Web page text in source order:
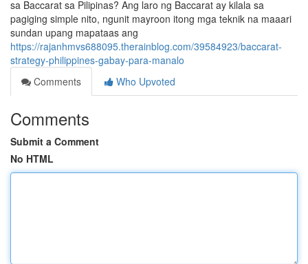
sa Baccarat sa Pilipinas? Ang laro ng Baccarat ay kilala sa
pagiging simple nito, ngunit mayroon itong mga teknik na maaari
sundan upang mapataas ang
https://rajanhmvs688095.therainblog.com/39584923/baccarat-
strategy-philippines-gabay-para-manalo
Comments
Who Upvoted
Comments
Submit a Comment
No HTML